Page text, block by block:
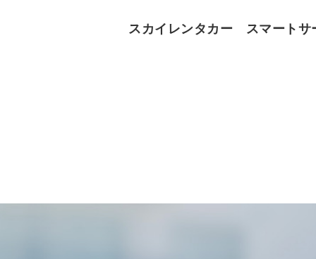
スカイレンタカー スマート